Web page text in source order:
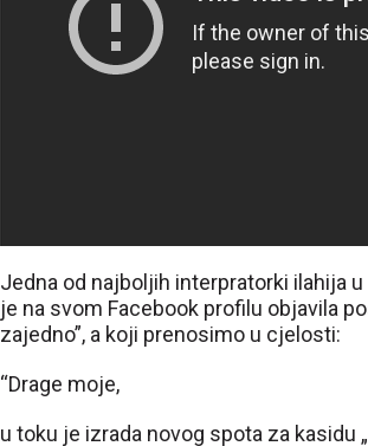
Jedna od najboljih interpratorki ilahija u
je na svom Facebook profilu objavila
zajedno”, a koji prenosimo u cjelosti:
“Drage moje,
u toku je izrada novog spota za kasidu